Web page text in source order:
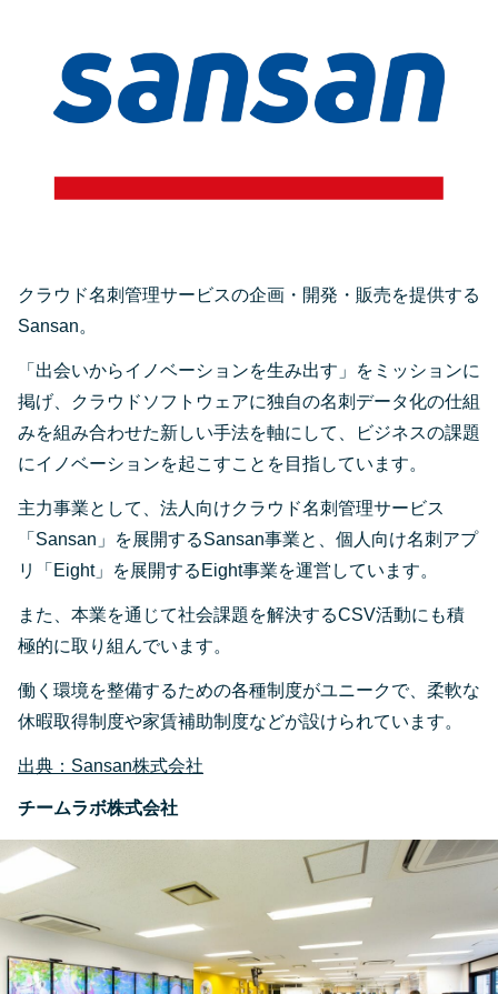
クラウド名刺管理サービスの企画・開発・販売を提供する
Sansan。
「出会いからイノベーションを生み出す」をミッションに
掲げ、クラウドソフトウェアに独自の名刺データ化の仕組
みを組み合わせた新しい手法を軸にして、ビジネスの課題
にイノベーションを起こすことを目指しています。
主力事業として、法人向けクラウド名刺管理サービス
「Sansan」を展開するSansan事業と、個人向け名刺アプ
リ「Eight」を展開するEight事業を運営しています。
また、本業を通じて社会課題を解決するCSV活動にも積
極的に取り組んでいます。
働く環境を整備するための各種制度がユニークで、柔軟な
休暇取得制度や家賃補助制度などが設けられています。
出典：Sansan株式会社
チームラボ株式会社